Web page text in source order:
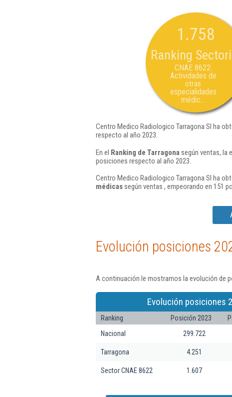
1.758
Ranking
CNAE 8622:
Actividades de
otras
especialidades
médic...
Centro Medico Radiologico Tarragona Sl ha
respecto al año 2023.
En el Ranking de Tarragona según ventas, la
posiciones respecto al año 2023.
Centro Medico Radiologico Tarragona Sl ha
médicassegún ventas , empeorando en 151
Evolución posiciones
A continuación le mostramos la evolución de
Evolución posiciones
Ranking Posición 2023
Nacional
299.722
Tarragona 4.251
Sector CNAE 8622 1.607